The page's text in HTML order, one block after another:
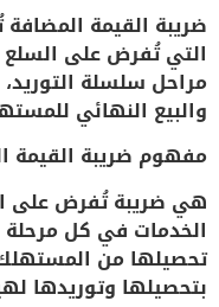
ضريبة القيمة
التي تُفرض على
مراحل سلسلة التوريد
والبيع النهائي
مفهوم ضريبة القيمة
هي ضريبة تُفرض على
الخدمات في كل مرحلة
تحصيلها من
بتحصيلها وتوريدها